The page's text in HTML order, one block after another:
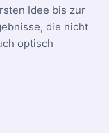
Idee bis zur
die nicht
optisch